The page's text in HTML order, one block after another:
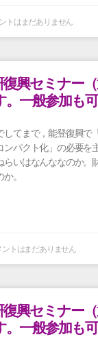
トはまだありません
興セミナー（
一般参加も可
てまで，能登復興で
ンパクト化」の必要を
らいはなんななのか。
。
ントはまだありません
興セミナー（
一般参加も可